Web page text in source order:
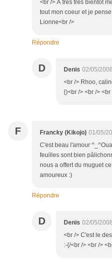
<br /> À très très bientôt
tout mon coeur et je
Lionne<br />
Répondre
D Denis 02/05/
<br /> Rhoo,
{)<br /> <br /> <br
F Francky (Kikojo) 01/05/
C'est beau l'amour
feuilles sont bien
nous a offert du muguet
amoureux :)
Répondre
D Denis 02/05/
<br /> C'est le
:-{/<br /> <br />